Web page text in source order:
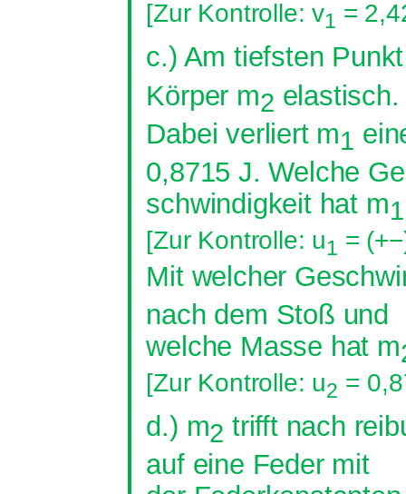
[Zur Kontrolle: v1 =
c.) Am tiefsten
Körper m2 elastisch.
Dabei verliert m1
0,8715 J. Welche
schwindigkeithat m1
[Zur Kontrolle: u1 =
Mit welcher
nach dem Stoß und
welche Masse hat m
[Zur Kontrolle: u2 =
d.) m2 trifft nach
auf eine Feder mit